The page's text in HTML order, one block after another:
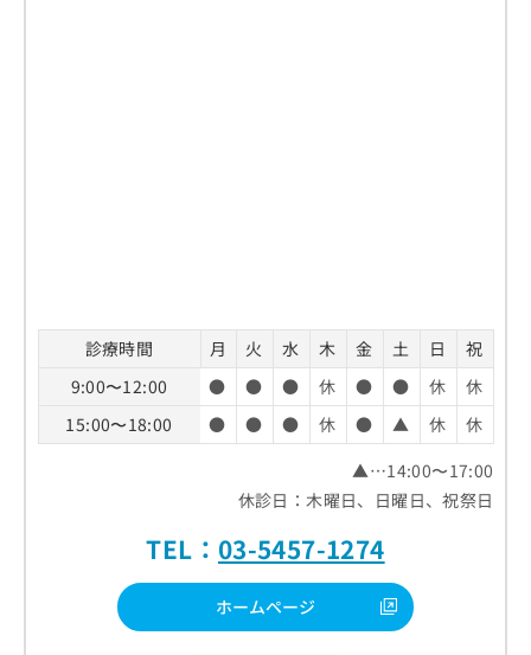
診療時間 月 火 水 木 金 土 日
祝
9:00〜12:00
● ● ● 休 ● ● 休
休
15:00〜18:00
● ● ● 休 ● ▲ 休
休
▲…14:00〜17:00
休診日：木曜日、日曜日、祝祭日
TEL： 03-5457-1274
ホームページ